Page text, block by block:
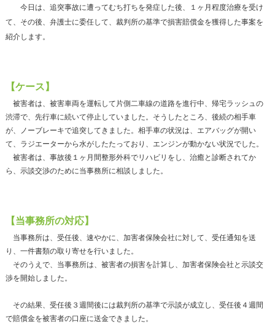
今日は、追突事故に遭ってむち打ちを発症した後、１ヶ月程度治療を受け
て、その後、弁護士に委任して、裁判所の基準で損害賠償金を獲得した事案を
紹介します。
【ケース】
被害者は、被害車両を運転して片側二車線の道路を進行中、帰宅ラッシュの
渋滞で、先行車に続いて停止していました。そうしたところ、後続の相手車
が、ノーブレーキで追突してきました。相手車の状況は、エアバッグが開い
て、ラジエーターから水がしたたっており、エンジンが動かない状況でした。
被害者は、事故後１ヶ月間整形外科でリハビリをし、治癒と診断されてか
ら、示談交渉のために当事務所に相談しました。
【当事務所の対応】
当事務所は、受任後、速やかに、加害者保険会社に対して、受任通知を送
り、一件書類の取り寄せを行いました。
そのうえで、当事務所は、被害者の損害を計算し、加害者保険会社と示談交
渉を開始しました。
その結果、受任後３週間後には裁判所の基準で示談が成立し、受任後４週間
で賠償金を被害者の口座に送金できました。